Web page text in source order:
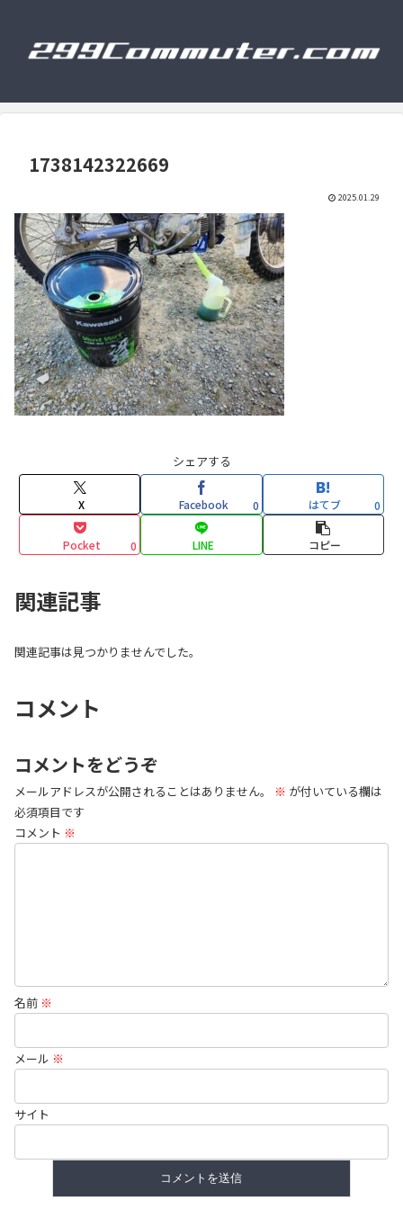
1738142322669
2025.01.29
シェアする
X Facebook 0 はてブ 0
Pocket 0 LINE コピー
関連記事
関連記事は見つかりませんでした。
コメント
コメントをどうぞ
メールアドレスが公開されることはありません。 ※ が付いている欄は
必須項目です
コメント ※
名前 ※
メール ※
サイト